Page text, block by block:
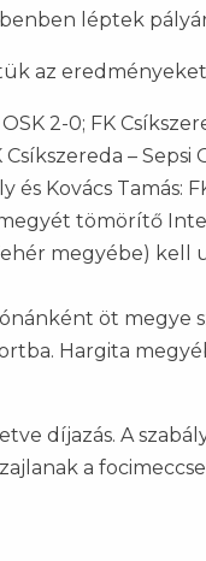
léptek
az
2-0; FK
– Sepsi
és Kovács Tamás:
megyét tömörítő
megyébe) kell
öt megye
Hargita
díjazás. A
a